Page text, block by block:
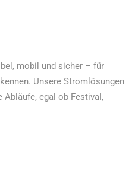
mobil und sicher – für
Unsere Stromlösungen
Abläufe, egal ob Festival,